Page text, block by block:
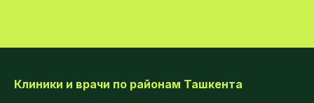
Клиники и врачи по районам Ташкента